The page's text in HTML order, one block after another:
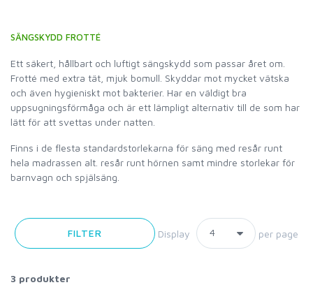
SÄNGSKYDD FROTTÉ
Ett säkert, hållbart och luftigt sängskydd som passar året om.
Frotté med extra tät, mjuk bomull. Skyddar mot mycket vätska
och även hygieniskt mot bakterier. Har en väldigt bra
uppsugningsförmåga och är ett lämpligt alternativ till de som har
lätt för att svettas under natten.
Finns i de flesta standardstorlekarna för säng med resår runt
hela madrassen alt. resår runt hörnen samt mindre storlekar för
barnvagn och spjälsäng.
FILTER Display per page
3 produkter